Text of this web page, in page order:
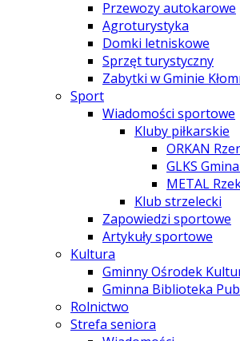
Przewozy autokarowe
Agroturystyka
Domki letniskowe
Sprzęt turystyczny
Zabytki w Gminie
Sport
Wiadomości sportowe
Kluby piłkarskie
ORKAN
GLKS
METAL
Klub strzelecki
Zapowiedzi sportowe
Artykuły sportowe
Kultura
Gminny Ośrodek
Gminna Biblioteka
Rolnictwo
Strefa seniora